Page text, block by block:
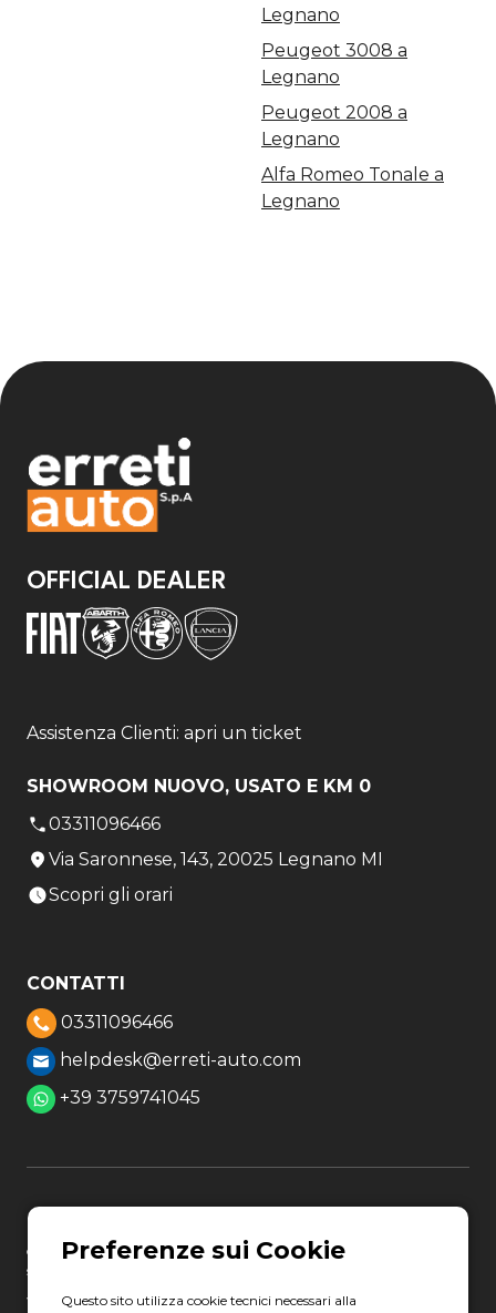
Legnano
Peugeot 3008 a
Legnano
Peugeot 2008 a
Legnano
Alfa Romeo Tonale a
Legnano
OFFICIAL DEALER
Assistenza Clienti: apri un ticket
SHOWROOM NUOVO, USATO E KM 0
03311096466
Via Saronnese, 143, 20025 Legnano MI
Scopri gli orari
CONTATTI
03311096466
helpdesk@erreti-auto.com
+39 3759741045
coordinamento ai sensi degli art. 2497 e 2497-bis c.c. da parte della
società Gruppo Italia Vendita Auto S.p.A. C.F. 13007321006
Via Giovanni Nicotera, 29 - 00195 Roma
Questo sito utilizza cookie tecnici necessari alla